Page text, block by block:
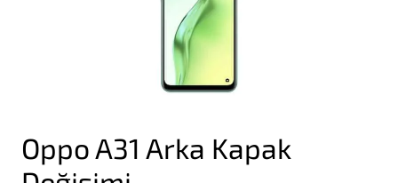
Oppo A31 Arka Kapak